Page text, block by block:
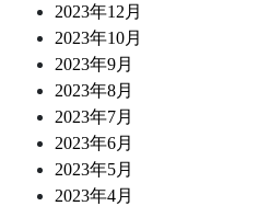
2023年12月
2023年10月
2023年9月
2023年8月
2023年7月
2023年6月
2023年5月
2023年4月